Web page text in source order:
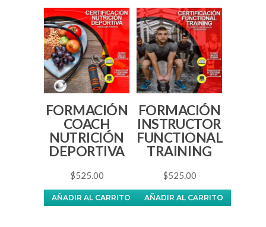
FORMACIÓN
COACH
NUTRICIÓN
DEPORTIVA
$525.00
AÑADIR AL CARRITO
FORMACIÓN
INSTRUCTOR
FUNCTIONAL
TRAINING
$525.00
AÑADIR AL CARRITO